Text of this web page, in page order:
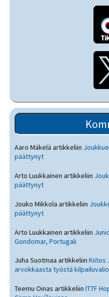
Aaro Mäkelä artikkeliin
päättynyt
Arto Luukkainen artikkeliin
päättynyt
Jouko Mikkola artikkeliin
päättynyt
Arto Luukkainen artikkeliin
Gondomar, Portugali
Juha Suotmaa artikkeliinKiitos
arvokkaasta työstä
Teemu Oinas artikkeliinITTF